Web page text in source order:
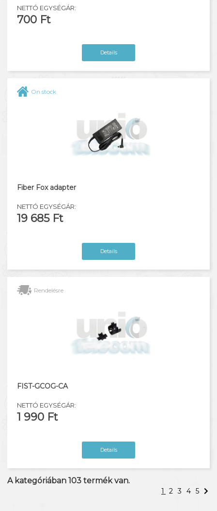
NETTÓ EGYSÉGÁR:
700 Ft
Details
On stock
Fiber Fox adapter
NETTÓ EGYSÉGÁR:
19 685 Ft
Details
Rendelésre
FIST-GCOG-CA
NETTÓ EGYSÉGÁR:
1 990 Ft
Details
A kategóriában 103 termék van.
1 2 3 4 5